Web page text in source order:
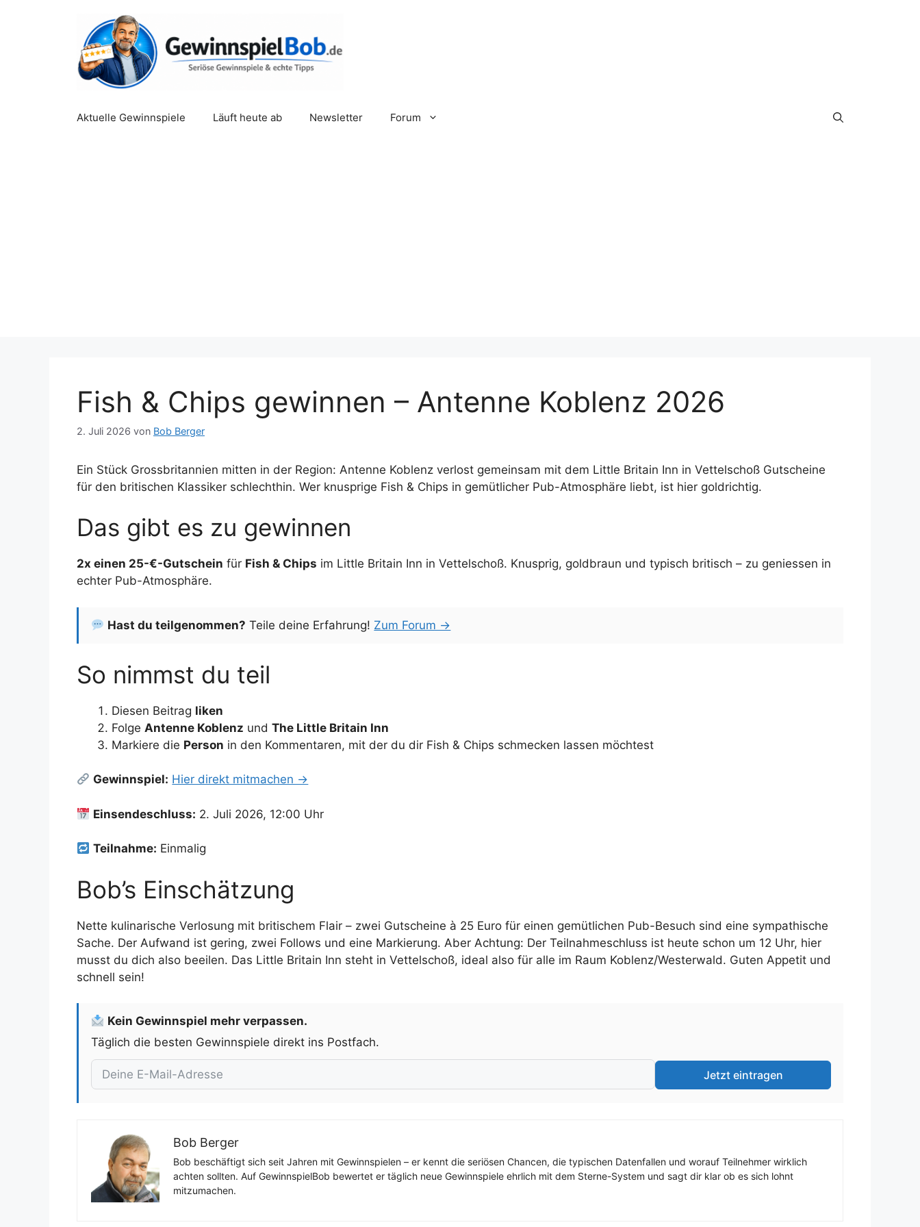
Aktuelle Gewinnspiele Läuft heute ab Newsletter Forum
Fish & Chips gewinnen – Antenne Koblenz 2026
2. Juli 2026 von Bob Berger
Ein Stück Grossbritannien mitten in der Region: Antenne Koblenz verlost gemeinsam mit dem Little Britain Inn in Vettelschoß Gutscheine
für den britischen Klassiker schlechthin. Wer knusprige Fish & Chips in gemütlicher Pub-Atmosphäre liebt, ist hier goldrichtig.
Das gibt es zu gewinnen
2x einen 25-€-Gutschein für Fish & Chips im Little Britain Inn in Vettelschoß. Knusprig, goldbraun und typisch britisch – zu geniessen in
echter Pub-Atmosphäre.
Hast du teilgenommen? Teile deine Erfahrung! Zum Forum →
So nimmst du teil
Diesen Beitrag liken
Folge Antenne Koblenz und The Little Britain Inn
Markiere die Person in den Kommentaren, mit der du dir Fish & Chips schmecken lassen möchtest
Gewinnspiel: Hier direkt mitmachen →
Einsendeschluss: 2. Juli 2026, 12:00 Uhr
Teilnahme: Einmalig
Bob’s Einschätzung
Nette kulinarische Verlosung mit britischem Flair – zwei Gutscheine à 25 Euro für einen gemütlichen Pub-Besuch sind eine sympathische
Sache. Der Aufwand ist gering, zwei Follows und eine Markierung. Aber Achtung: Der Teilnahmeschluss ist heute schon um 12 Uhr, hier
musst du dich also beeilen. Das Little Britain Inn steht in Vettelschoß, ideal also für alle im Raum Koblenz/Westerwald. Guten Appetit und
schnell sein!
Kein Gewinnspiel mehr verpassen.
Täglich die besten Gewinnspiele direkt ins Postfach.
Jetzt eintragen
Bob Berger
Bob beschäftigt sich seit Jahren mit Gewinnspielen – er kennt die seriösen Chancen, die typischen Datenfallen und worauf Teilnehmer wirklich
achten sollten. Auf GewinnspielBob bewertet er täglich neue Gewinnspiele ehrlich mit dem Sterne-System und sagt dir klar ob es sich lohnt
mitzumachen.